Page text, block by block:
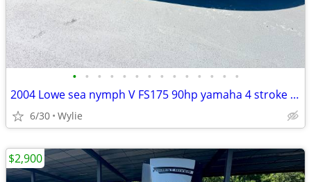
• • • • • • • • • • • • • •
2004 Lowe sea nymph V FS175 90hp yamaha 4 stroke one owner
6/30 Wylie
$2,900